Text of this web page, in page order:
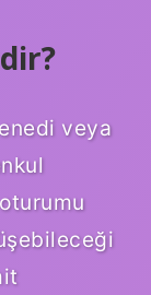
veya